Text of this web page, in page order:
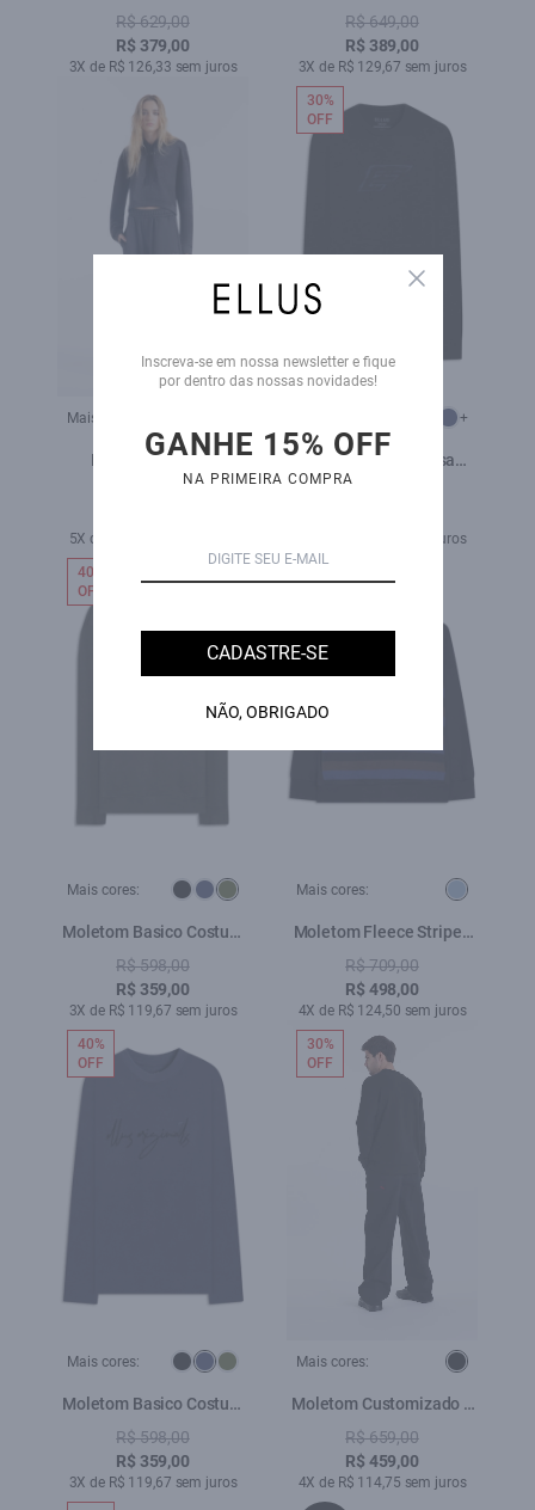
Dark Navy
R$ 629,00
R$ 379,00
3X de R$ 126,33 sem juros
Preto
R$ 649,00
R$ 389,00
3X de R$ 129,67 sem juros
Mais cores:
Moletom 2 Preto
5X de R$ 117,80 sem juros
+
Moletom Maxi Easa
Careca Preto
4X de R$ 119,75 sem juros
30%
OFF
Mais cores:
Moletom Basico Costum
Careca Verde Militar
R$ 598,00
R$ 359,00
3X de R$ 119,67 sem juros
40%
OFF
Mais cores:
Moletom Fleece Striped
Ellus Azul Bic
R$ 709,00
R$ 498,00
4X de R$ 124,50 sem juros
Mais cores:
Moletom Basico Costum
Careca Dark Navy
R$ 598,00
R$ 359,00
3X de R$ 119,67 sem juros
40%
OFF
Mais cores:
Moletom Customizado 2
Preto
R$ 659,00
R$ 459,00
4X de R$ 114,75 sem juros
30%
OFF
Close
Inscreva-se em nossa newsletter e fique
por dentro das nossas novidades!
GANHE 15% OFF
NA PRIMEIRA COMPRA
CADASTRE-SE
NÃO, OBRIGADO